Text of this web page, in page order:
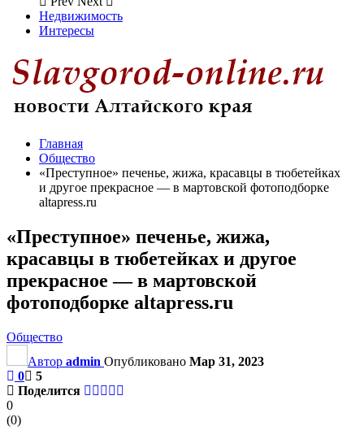
Недвижимость
Интересы
Главная
Общество
«Преступное» печенье, жижа, красавцы в тюбетейках
и другое прекрасное — в мартовской фотоподборке
altapress.ru
«Преступное» печенье, жижа,
красавцы в тюбетейках и другое
прекрасное — в мартовской
фотоподборке altapress.ru
Общество
Автор admin Опубликовано Мар 31, 2023
0
5
Поделится
0
(0)